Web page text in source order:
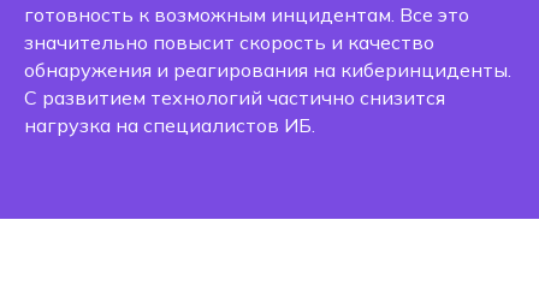
готовность к возможным инцидентам. Все это
значительно повысит скорость и качество
обнаружения и реагирования на киберинциденты.
С развитием технологий частично снизится
нагрузка на специалистов ИБ.